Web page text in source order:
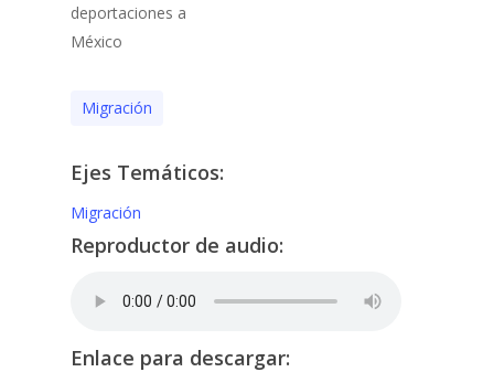
deportaciones a
México
Migración
Ejes Temáticos:
Migración
Reproductor de audio:
Enlace para descargar: